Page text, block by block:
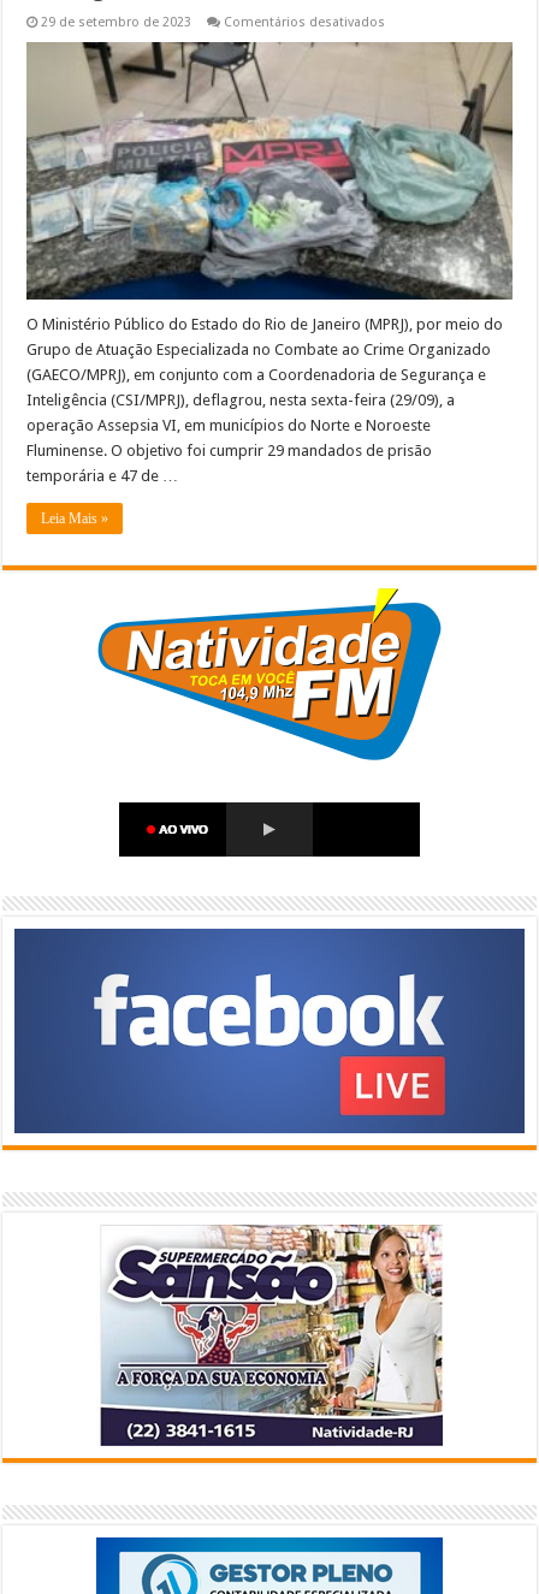
29 de setembro de 2023 Comentários desativados
tráfico
nos
municípios
de
Antônio
de
Pádua,
Aperibé,
Cambuci,
Itaocara,
Cantagalo
e
São
Fidélis
O Ministério Público do Estado do Rio de Janeiro (MPRJ), por meio do
Grupo de Atuação Especializada no Combate ao Crime Organizado
(GAECO/MPRJ), em conjunto com a Coordenadoria de Segurança e
Inteligência (CSI/MPRJ), deflagrou, nesta sexta-feira (29/09), a
operação Assepsia VI, em municípios do Norte e Noroeste
Fluminense. O objetivo foi cumprir 29 mandados de prisão
temporária e 47 de …
Leia Mais »